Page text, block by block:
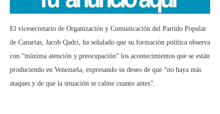
El vicesecretario de Organización y Comunicación del Partido Popular
de Canarias, Jacob Qadri, ha señalado que su formación política observa
con “máxima atención y preocupación” los acontecimientos que se están
produciendo en Venezuela, expresando su deseo de que “no haya más
ataques y de que la situación se calme cuanto antes”.